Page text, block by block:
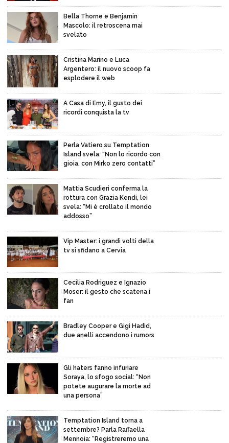
Bella Thorne e Benjamin
Mascolo: il retroscena mai
svelato
Cristina Marino e Luca
Argentero: il nuovo scoop fa
esplodere il web
A Casa di Emy, il gusto dei
ricordi conquista la tv
Perla Vatiero su Temptation
Island svela: “Non lo ricordo con
gioia, con Mirko zero contatti”
Mattia Scudieri conferma la
rottura con Grazia Kendi, lei
svela: “Mi è crollato il mondo
addosso”
Vip Master: i grandi volti della
tv si sfidano a Cervia
Cecilia Rodriguez e Ignazio
Moser: il gesto che scatena i
fan
Bradley Cooper e Gigi Hadid,
due anelli accendono i rumors
Gli haters fanno infuriare
Soraya, lo sfogo social: “Non
potete augurare la morte ad
una persona”
Temptation Island torna a
settembre? Parla Raffaella
Mennoia: “Registreremo una